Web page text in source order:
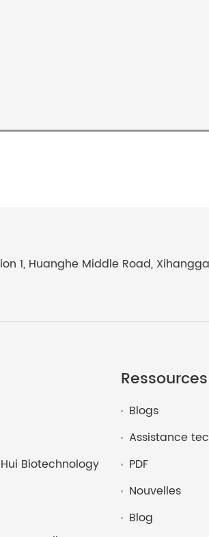
1, Huanghe Middle Road,
Biotechnology
Ressources
Blogs
Assistance
PDF
Nouvelles
Blog